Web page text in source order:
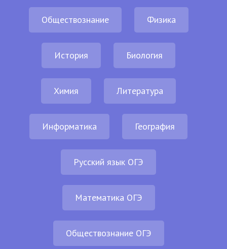
Обществознание Физика
История Биология
Химия Литература
Информатика География
Русский язык ОГЭ
Математика ОГЭ
Обществознание ОГЭ